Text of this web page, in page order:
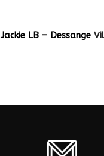
Jackie LB – Dessange